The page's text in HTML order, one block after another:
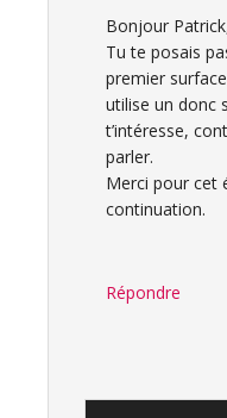
Bonjour
Tu te posais
premier
utilise un donc
t’intéresse,
parler.
Merci pour cet
continuation.
Répondre